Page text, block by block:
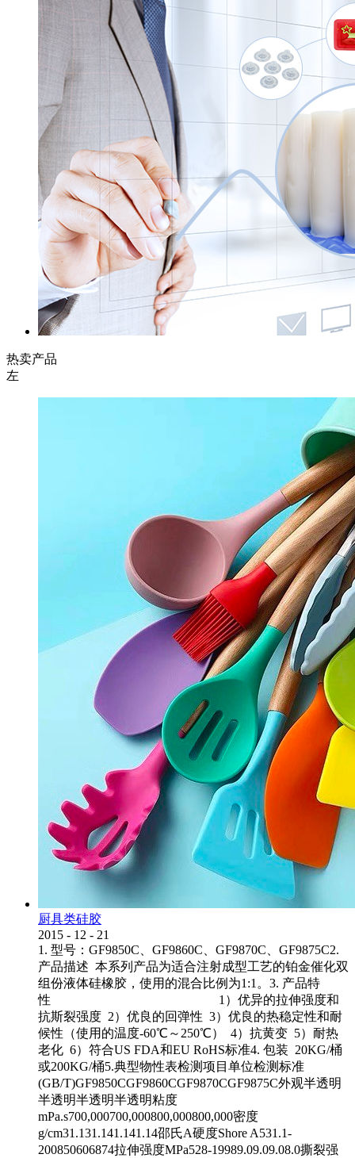
热卖产品
左
厨具类硅胶
2015 - 12 - 21
1. 型号：GF9850C、GF9860C、GF9870C、GF9875C2.
产品描述 本系列产品为适合注射成型工艺的铂金催化双
组份液体硅橡胶，使用的混合比例为1:1。3. 产品特
性 1）优异的拉伸强度和
抗斯裂强度 2）优良的回弹性 3）优良的热稳定性和耐
候性（使用的温度-60℃～250℃） 4）抗黄变 5）耐热
老化 6）符合US FDA和EU RoHS标准4. 包装 20KG/桶
或200KG/桶5.典型物性表检测项目单位检测标准
(GB/T)GF9850CGF9860CGF9870CGF9875C外观半透明
半透明半透明半透明粘度
mPa.s700,000700,000800,000800,000密度
g/cm31.131.141.141.14邵氏A硬度Shore A531.1-
200850606874拉伸强度MPa528-19989.09.09.08.0撕裂强